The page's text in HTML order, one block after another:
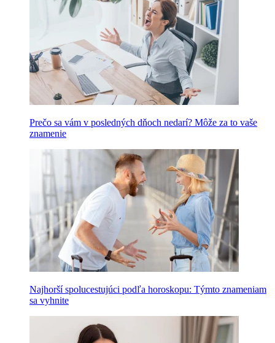
Prečo sa vám v posledných dňoch nedarí? Môže za to vaše
znamenie
Najhorší spolucestujúci podľa horoskopu: Týmto znameniam
sa vyhnite